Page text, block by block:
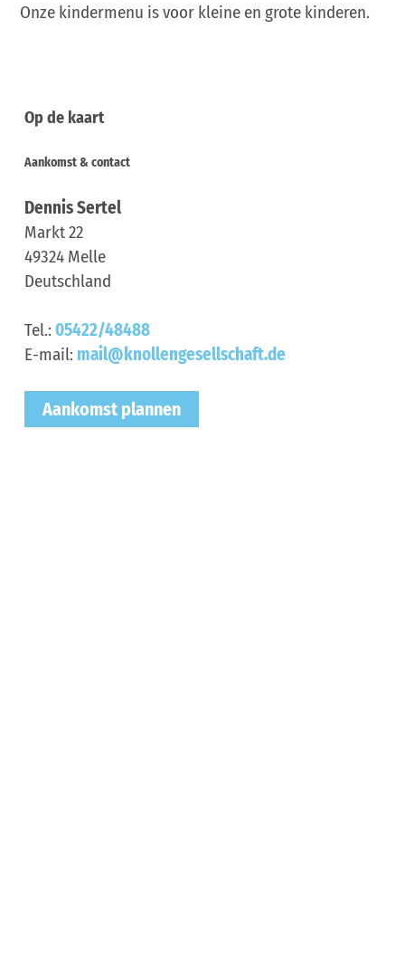
Onze kindermenu is voor kleine en grote kinderen.
Op de kaart
Aankomst & contact
Dennis Sertel
Markt 22
49324 Melle
Deutschland
Tel.: 05422/48488
E-mail: mail@knollengesellschaft.de
Aankomst plannen